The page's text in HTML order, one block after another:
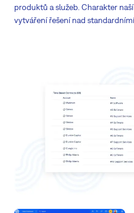
produktů a služeb. Charakter
vytváření řešení nad